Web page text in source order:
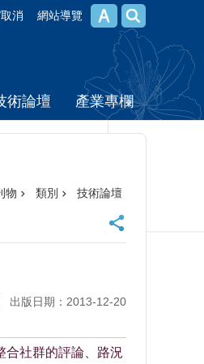
消 網站導覽
術論壇 產業專欄
物 類別 技術論壇
出版日期：2013-12-20
合社群的評論、路況